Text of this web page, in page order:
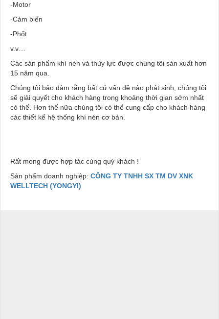
-Motor
-Cảm biến
-Phốt
v.v…
Các sản phẩm khí nén và thủy lực được chúng tôi sản xuất hơn
15 năm qua.
Chúng tôi bảo đảm rằng bất cứ vấn đề nào phát sinh, chúng tôi
sẽ giải quyết cho khách hàng trong khoảng thời gian sớm nhất
có thể. Hơn thế nữa chúng tôi có thể cung cấp cho khách hàng
các thiết kế hệ thống khí nén cơ bản.
Rất mong được hợp tác cùng quý khách !
Sản phẩm doanh nghiệp: CÔNG TY TNHH SX TM DV XNK
WELLTECH (YONGYI)